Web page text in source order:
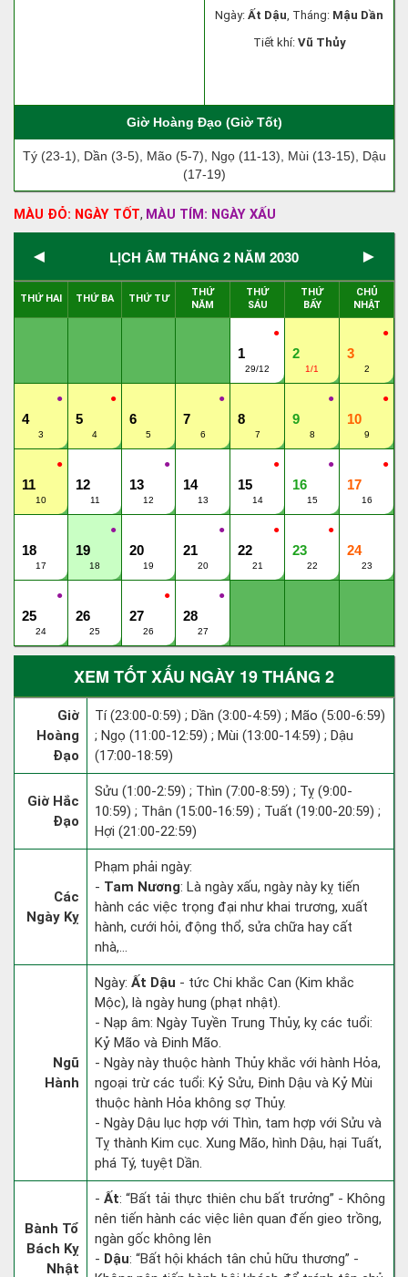
Ngày: Ất Dậu, Tháng: Mậu Dần
Tiết khí: Vũ Thủy
Giờ Hoàng Đạo (Giờ Tốt)
Tý (23-1), Dần (3-5), Mão (5-7), Ngọ (11-13), Mùi (13-15), Dậu
(17-19)
MÀU ĐỎ: NGÀY TỐT, MÀU TÍM: NGÀY XẤU
◄ LỊCH ÂM THÁNG 2 NĂM 2030 ►
THỨ HAI THỨ BA THỨ TƯ
THỨ
NĂM
THỨ
SÁU
THỨ
BẨY
CHỦ
NHẬT
●
1
29/12
2
1/1
●
3
2
●
4
3
●
5
4
6
5
●
7
6
8
7
●
9
8
●
10
9
●
11
10
12
11
●
13
12
14
13
●
15
14
●
16
15
●
17
16
18
17
●
19
18
20
19
●
21
20
●
22
21
●
23
22
24
23
●
25
24
26
25
●
27
26
●
28
27
XEM TỐT XẤU NGÀY 19 THÁNG 2
Giờ
Hoàng
Đạo
Tí (23:00-0:59) ; Dần (3:00-4:59) ; Mão (5:00-6:59)
; Ngọ (11:00-12:59) ; Mùi (13:00-14:59) ; Dậu
(17:00-18:59)
Giờ Hắc
Đạo
Sửu (1:00-2:59) ; Thìn (7:00-8:59) ; Tỵ (9:00-
10:59) ; Thân (15:00-16:59) ; Tuất (19:00-20:59) ;
Hợi (21:00-22:59)
Các
Ngày Kỵ
Phạm phải ngày:
- Tam Nương: Là ngày xấu, ngày này kỵ tiến
hành các việc trọng đại như khai trương, xuất
hành, cưới hỏi, động thổ, sửa chữa hay cất
nhà,...
Ngũ
Hành
Ngày: Ất Dậu - tức Chi khắc Can (Kim khắc
Mộc), là ngày hung (phạt nhật).
- Nạp âm: Ngày Tuyền Trung Thủy, kỵ các tuổi:
Kỷ Mão và Đinh Mão.
- Ngày này thuộc hành Thủy khắc với hành Hỏa,
ngoại trừ các tuổi: Kỷ Sửu, Đinh Dậu và Kỷ Mùi
thuộc hành Hỏa không sợ Thủy.
- Ngày Dậu lục hợp với Thìn, tam hợp với Sửu và
Tỵ thành Kim cục. Xung Mão, hình Dậu, hại Tuất,
phá Tý, tuyệt Dần.
Bành Tổ
Bách Kỵ
Nhật
- Ất: “Bất tải thực thiên chu bất trưởng” - Không
nên tiến hành các việc liên quan đến gieo trồng,
ngàn gốc không lên
- Dậu: “Bất hội khách tân chủ hữu thương” -